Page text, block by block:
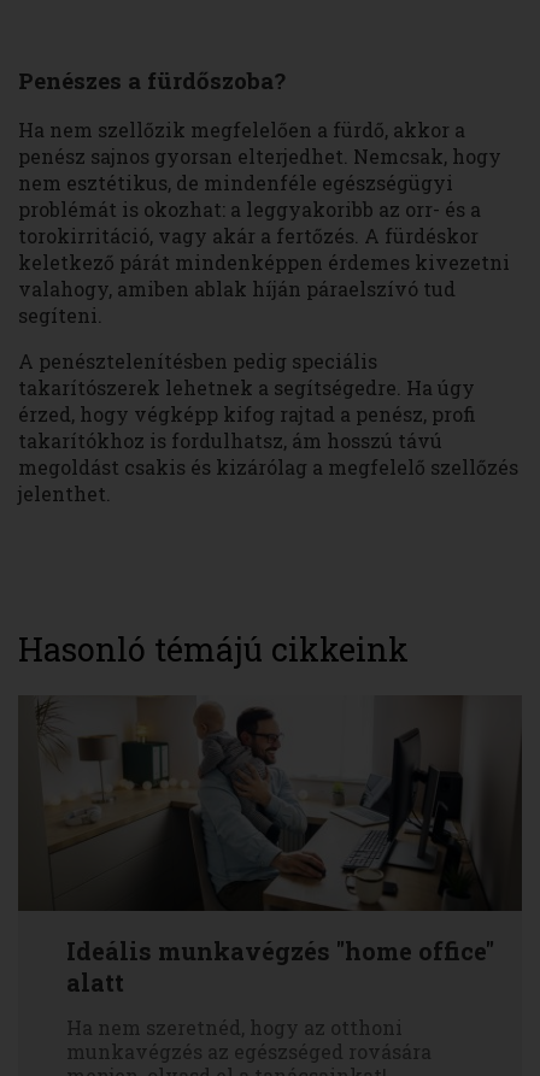
Penészes a fürdőszoba?
Ha nem szellőzik megfelelően a fürdő, akkor a
penész sajnos gyorsan elterjedhet. Nemcsak, hogy
nem esztétikus, de mindenféle egészségügyi
problémát is okozhat: a leggyakoribb az orr- és a
torokirritáció, vagy akár a fertőzés. A fürdéskor
keletkező párát mindenképpen érdemes kivezetni
valahogy, amiben ablak híján páraelszívó tud
segíteni.
A penésztelenítésben pedig speciális
takarítószerek lehetnek a segítségedre. Ha úgy
érzed, hogy végképp kifog rajtad a penész, profi
takarítókhoz is fordulhatsz, ám hosszú távú
megoldást csakis és kizárólag a megfelelő szellőzés
jelenthet.
Hasonló témájú cikkeink
Ideális munkavégzés "home office"
alatt
Ha nem szeretnéd, hogy az otthoni
munkavégzés az egészséged rovására